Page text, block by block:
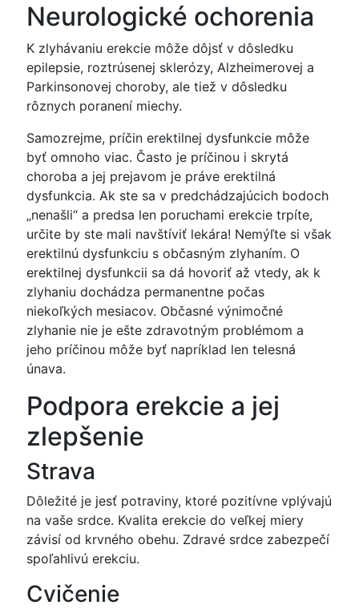
Neurologické ochorenia
K zlyhávaniu erekcie môže dôjsť v dôsledku
epilepsie, roztrúsenej sklerózy, Alzheimerovej a
Parkinsonovej choroby, ale tiež v dôsledku
rôznych poranení miechy.
Samozrejme, príčin erektilnej dysfunkcie môže
byť omnoho viac. Často je príčinou i skrytá
choroba a jej prejavom je práve erektilná
dysfunkcia. Ak ste sa v predchádzajúcich bodoch
„nenašli“ a predsa len poruchami erekcie trpíte,
určite by ste mali navštíviť lekára! Nemýľte si však
erektilnú dysfunkciu s občasným zlyhaním. O
erektilnej dysfunkcii sa dá hovoriť až vtedy, ak k
zlyhaniu dochádza permanentne počas
niekoľkých mesiacov. Občasné výnimočné
zlyhanie nie je ešte zdravotným problémom a
jeho príčinou môže byť napríklad len telesná
únava.
Podpora erekcie a jej
zlepšenie
Strava
Dôležité je jesť potraviny, ktoré pozitívne vplývajú
na vaše srdce. Kvalita erekcie do veľkej miery
závisí od krvného obehu. Zdravé srdce zabezpečí
spoľahlivú erekciu.
Cvičenie